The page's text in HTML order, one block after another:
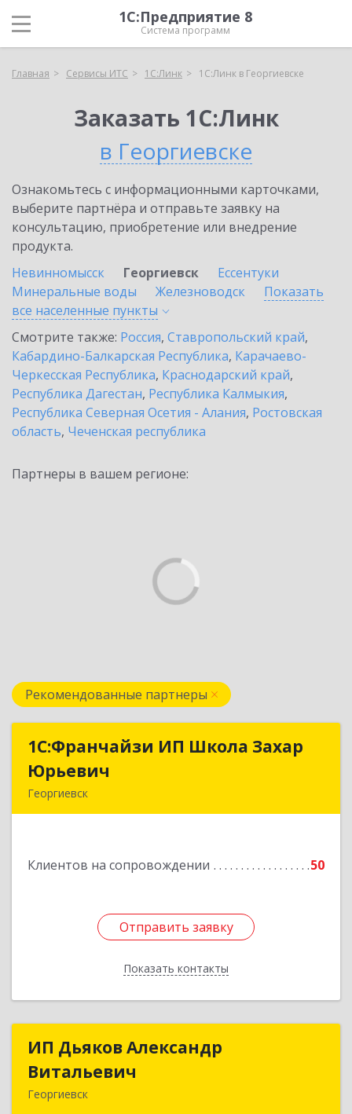
1С:Предприятие 8
Система программ
Главная Сервисы ИТС 1С:Линк 1С:Линк в Георгиевске
Заказать 1С:Линк
в Георгиевске
Ознакомьтесь с информационными карточками,
выберите партнёра и отправьте заявку на
консультацию, приобретение или внедрение
продукта.
Невинномысск
Георгиевск
Ессентуки
Минеральные воды
Железноводск
Показать
все населенные пункты
Смотрите также: Россия, Ставропольский край,
Кабардино-Балкарская Республика, Карачаево-
Черкесская Республика, Краснодарский край,
Республика Дагестан, Республика Калмыкия,
Республика Северная Осетия - Алания, Ростовская
область, Чеченская республика
Партнеры в вашем регионе:
Рекомендованные партнеры
1С:Франчайзи ИП Школа Захар
Юрьевич
Георгиевск
Клиентов на сопровождении 50
Отправить заявку
Показать контакты
1С:Франчайзи ИП Школа Захар
Отправить заявку
Назад
ИП Дьяков Александр
Витальевич
Георгиевск
ИП Дьяков Александр